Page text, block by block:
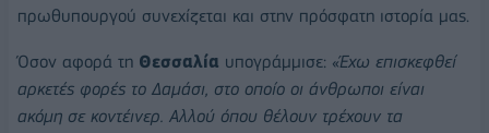
πρωθυπουργού συνεχίζεται και στην πρόσφατη ιστορία μας.
Όσον αφορά τη Θεσσαλία υπογράμμισε: «Έχω επισκεφθεί
αρκετές φορές το Δαμάσι, στο οποίο οι άνθρωποι είναι
ακόμη σε κοντέινερ. Αλλού όπου θέλουν τρέχουν τα